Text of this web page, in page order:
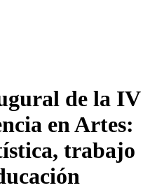
de la IV
en Artes:
trabajo